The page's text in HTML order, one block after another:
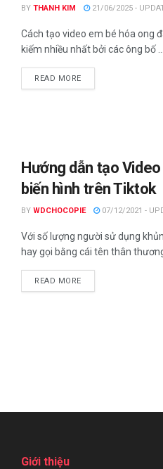
BY THANH KIM 21/06/2025 -
Cách tạo video em bé hóa ong
kiếm nhiều nhất bởi các ông bố ...
READ MOREDETAILS
Hướng dẫn tạo
biến hình trên Tiktok
BY WDCHOCOPIE 07/12/2021 -
Với số lượng người sử dụng
hay gọi bằng cái tên thân thương
READ MOREDETAILS
Giới thiệu